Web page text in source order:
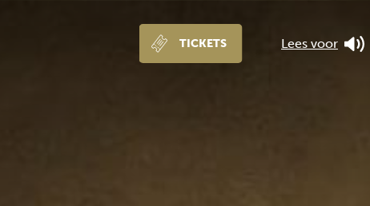
Lees voor
TICKETS